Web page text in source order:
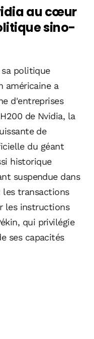
au cœur
sino-
sa politique
américaine a
d'entreprises
de Nvidia, la
de
du géant
historique
suspendue dans
les transactions
les instructions
qui privilégie
ses capacités